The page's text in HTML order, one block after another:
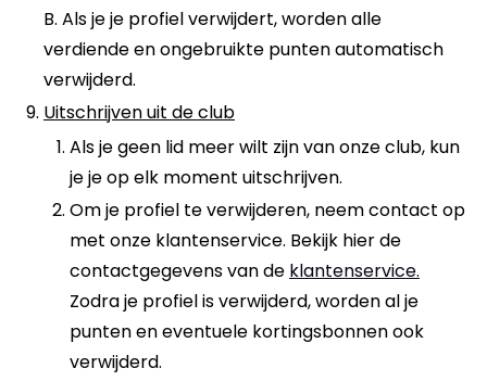
B. Als je je profiel verwijdert, worden alle
verdiende en ongebruikte punten automatisch
verwijderd.
Uitschrijven uit de club
Als je geen lid meer wilt zijn van onze club, kun
je je op elk moment uitschrijven.
Om je profiel te verwijderen, neem contact op
met onze klantenservice. Bekijk hier de
contactgegevens van de klantenservice.
Zodra je profiel is verwijderd, worden al je
punten en eventuele kortingsbonnen ook
verwijderd.